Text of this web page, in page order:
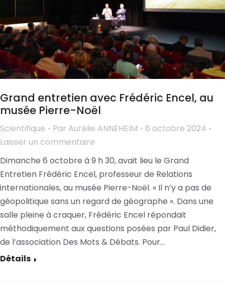
Grand entretien avec Frédéric Encel, au
musée Pierre-Noël
Scientifique Par Aurélie ANNEHEIM
6 octobre 2024
Laisser un commentaire
Dimanche 6 octobre à 9 h 30, avait lieu le Grand
Entretien Frédéric Encel, professeur de Relations
internationales, au musée Pierre-Noël. « Il n’y a pas de
géopolitique sans un regard de géographe ». Dans une
salle pleine à craquer, Frédéric Encel répondait
méthodiquement aux questions posées par Paul Didier,
de l’association Des Mots & Débats. Pour…
Détails